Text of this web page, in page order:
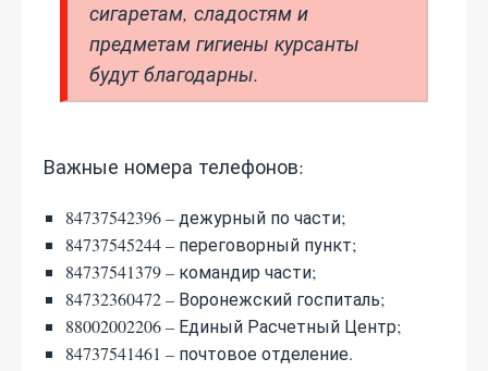
сигаретам, сладостям и
предметам гигиены курсанты
будут благодарны.
Важные номера телефонов:
84737542396 – дежурный по части;
84737545244 – переговорный пункт;
84737541379 – командир части;
84732360472 – Воронежский госпиталь;
88002002206 – Единый Расчетный Центр;
84737541461 – почтовое отделение.